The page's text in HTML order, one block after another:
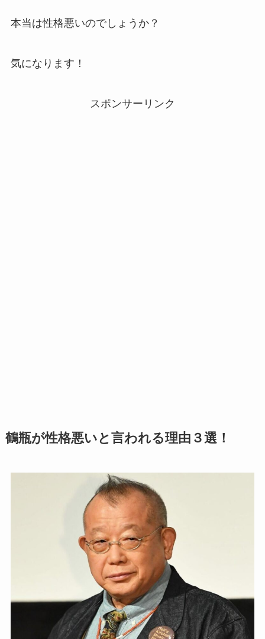
本当は性格悪いのでしょうか？
気になります！
スポンサーリンク
鶴瓶が性格悪いと言われる理由３選！